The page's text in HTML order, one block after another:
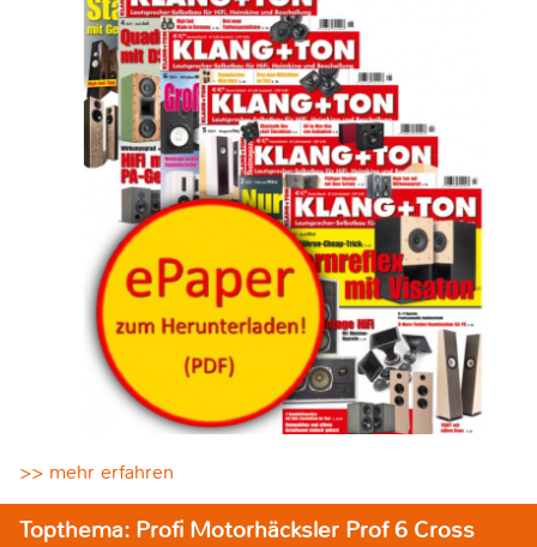
>> mehr erfahren
Topthema: Profi Motorhäcksler Prof 6 Cross